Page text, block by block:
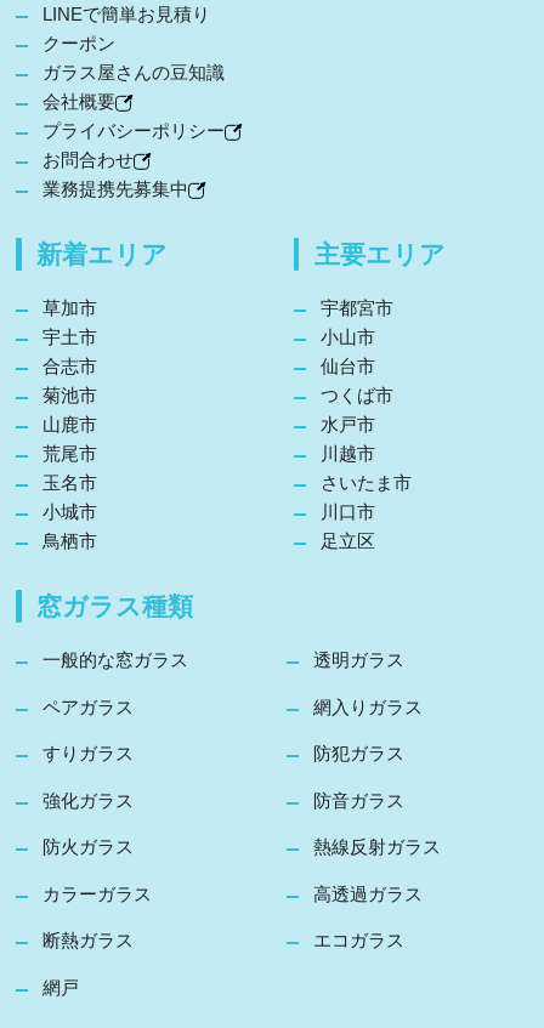
LINEで簡単お見積り
クーポン
ガラス屋さんの豆知識
会社概要
プライバシーポリシー
お問合わせ
業務提携先募集中
新着エリア
草加市
宇土市
合志市
菊池市
山鹿市
荒尾市
玉名市
小城市
鳥栖市
主要エリア
宇都宮市
小山市
仙台市
つくば市
水戸市
川越市
さいたま市
川口市
足立区
窓ガラス種類
一般的な窓ガラス 透明ガラス
ペアガラス 網入りガラス
すりガラス 防犯ガラス
強化ガラス 防音ガラス
防火ガラス 熱線反射ガラス
カラーガラス 高透過ガラス
断熱ガラス エコガラス
網戸